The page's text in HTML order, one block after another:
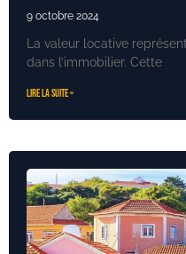
9 octobre 2024
La valeur locative
dans l’immobilier. Cette
Lire la suite »